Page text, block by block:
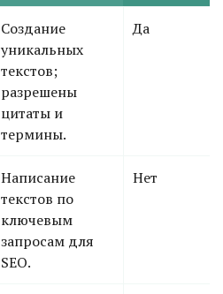
Создание
уникальных
текстов;
разрешены
цитаты и
термины.
Да
Написание
текстов по
ключевым
запросам для
SEO.
Нет